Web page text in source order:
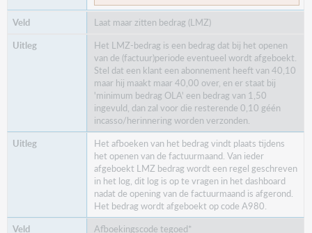
Laat maar zitten bedrag (LMZ)
Het LMZ-bedrag is een bedrag dat bij het openen
van de (factuur)periode eventueel wordt afgeboekt.
Stel dat een klant een abonnement heeft van 40,10
maar hij maakt maar 40,00 over, en er staat bij
'minimum bedrag OLA' een bedrag van 1,50
ingevuld, dan zal voor die resterende 0,10 géén
incasso/herinnering worden verzonden.
Het afboeken van het bedrag vindt plaats tijdens
het openen van de factuurmaand. Van ieder
afgeboekt LMZ bedrag wordt een regel geschreven
in het log, dit log is op te vragen in het dashboard
nadat de opening van de factuurmaand is afgerond.
Het bedrag wordt afgeboekt op code A980.
Afboekingscode tegoed*